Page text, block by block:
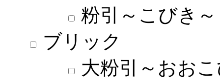
粉引～こびき～
ブリック
大粉引～おお